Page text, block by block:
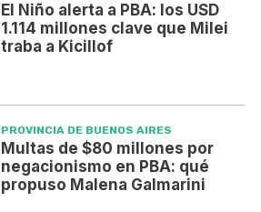
El Niño alerta a PBA: los USD
1.114 millones clave que Milei
traba a Kicillof
PROVINCIA DE BUENOS AIRES
Multas de $80 millones por
negacionismo en PBA: qué
propuso Malena Galmarini